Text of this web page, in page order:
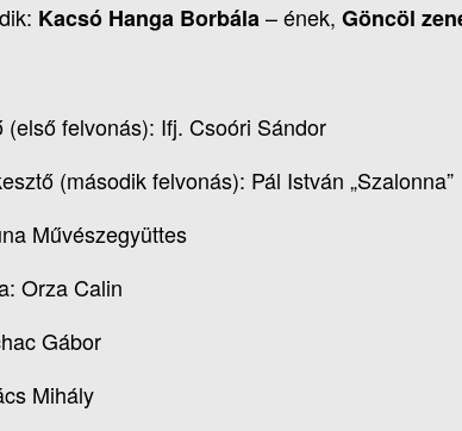
Kacsó Hanga Borbála– ének, Göncöl
(első felvonás): Ifj. Csoóri Sándor
(második felvonás): Pál István „Szalonna”
Művészegyüttes
Orza Calin
Gábor
Mihály